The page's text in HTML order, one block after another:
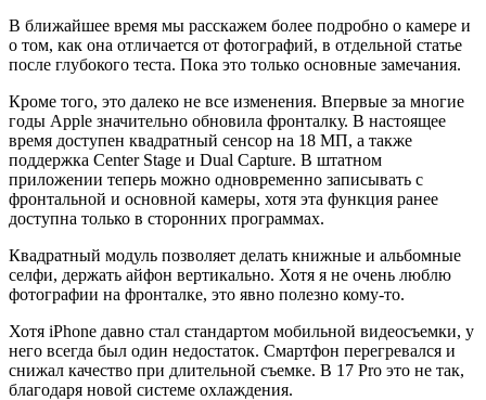
В ближайшее время мы расскажем более подробно о камере и
о том, как она отличается от фотографий, в отдельной статье
после глубокого теста. Пока это только основные замечания.
Кроме того, это далеко не все изменения. Впервые за многие
годы Apple значительно обновила фронталку. В настоящее
время доступен квадратный сенсор на 18 МП, а также
поддержка Center Stage и Dual Capture. В штатном
приложении теперь можно одновременно записывать с
фронтальной и основной камеры, хотя эта функция ранее
доступна только в сторонних программах.
Квадратный модуль позволяет делать книжные и альбомные
cелфи, держать айфон вертикально. Хотя я не очень люблю
фотографии на фронталке, это явно полезно кому-то.
Хотя iPhone давно стал стандартом мобильной видеосъемки, у
него всегда был один недостаток. Смартфон перегревался и
снижал качество при длительной съемке. В 17 Pro это не так,
благодаря новой системе охлаждения.